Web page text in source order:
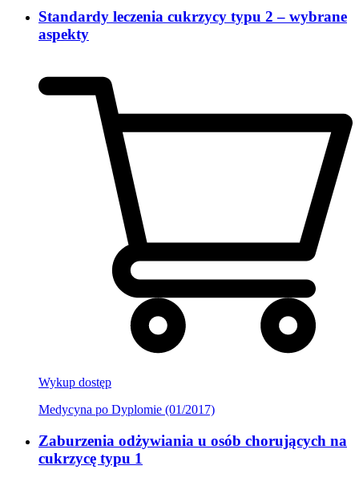
Standardy leczenia cukrzycy typu 2 – wybrane
aspekty
Wykup dostęp
Medycyna po Dyplomie (01/2017)
Zaburzenia odżywiania u osób chorujących na
cukrzycę typu 1